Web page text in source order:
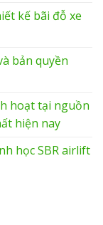
kế bãi đỗ xe
bản quyền
hoạt tại nguồn
hiện nay
học SBR airlift